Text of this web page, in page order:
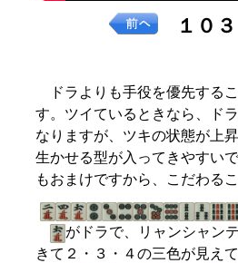
１０３
ドラよりも手役を優先する
す。ツイているときなら、ド
なりますが、ツキの状態が上
生かせる型が入ってきやすい
もおまけですから、こだわる
がドラで、リャンシャンテ
きて２・３・４の三色が見え